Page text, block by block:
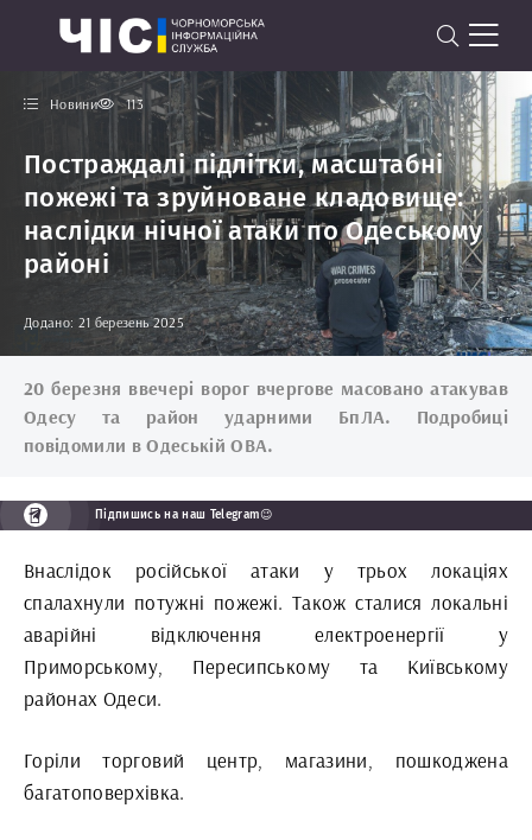
Новини 113
Постраждалі підлітки, масштабні
пожежі та зруйноване кладовище:
наслідки нічної атаки по Одеському
районі
Додано: 21 березень 2025
20 березня ввечері ворог вчергове масовано атакував
Одесу та район ударними БпЛА. Подробиці
повідомили в Одеській ОВА.
Підпишись на наш Telegram😉
Внаслідок російської атаки у трьох локаціях
спалахнули потужні пожежі. Також сталися локальні
аварійні відключення електроенергії у
Приморському, Пересипському та Київському
районах Одеси.
Горіли торговий центр, магазини, пошкоджена
багатоповерхівка.